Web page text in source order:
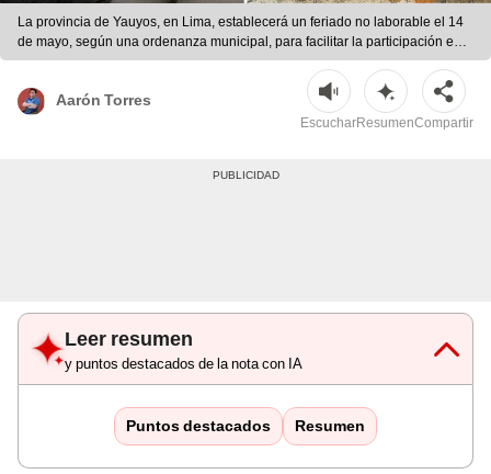
La provincia de Yauyos, en Lima, establecerá un feriado no laborable el 14
de mayo, según una ordenanza municipal, para facilitar la participación en
las fiestas del Señor de la Ascensión de Cachuy. | Foto: Andina/Prelatura de
Aarón Torres
EscucharResumenCompartir
Leer resumen
y puntos destacados de la nota con IA
Puntos destacados Resumen